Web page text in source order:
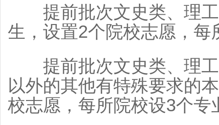
提前批次文史类、理工
生，设置2个院校志愿，
提前批次文史类、理工
以外的其他有特殊要求的
校志愿，每所院校设3个专